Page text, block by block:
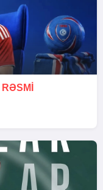
RƏSMİ